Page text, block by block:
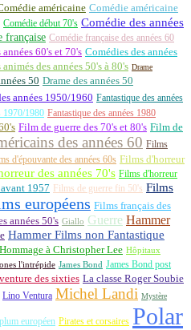
américaine Comédie américaine
Comédie début 70's Comédie des années
française Comédie française des années 60
60's et 70's Comédies des années
animés des années 50's à 80's Drame
50 Drame des années 50
années 1950/1960 Fantastique des années
1970/1980 Fantastique des années 1980
Film de guerre des 70's et 80's Film de
des années 60 Films
d'épouvante des années 60s Films d'horreur
des années 70's Films d'horreur
1957 Films de guerre fin 50's Films
européens Films français des
années 50's Giallo Guerre Hammer
Hammer Films non Fantastique
Hommage à Christopher Lee Hôpitaux
l'intrépide James Bond James Bond post
des sixties La classe Roger Soubie
Lino Ventura Michel Landi Mystère
européen Pirates et corsaires Polar